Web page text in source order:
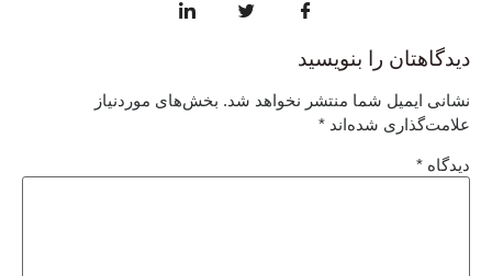
دیدگاهتان را بنویسید
نشانی ایمیل شما منتشر نخواهد شد. بخش‌های موردنیاز
علامت‌گذاری شده‌اند *
دیدگاه *